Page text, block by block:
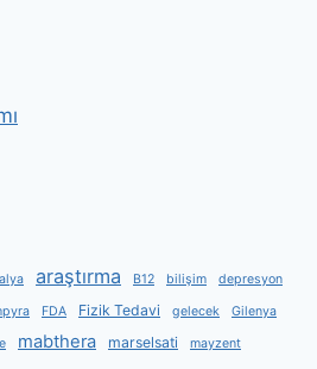
araştırma B12 bilişim depresyon
FDA Fizik Tedavi gelecek Gilenya
mabthera marselsati mayzent